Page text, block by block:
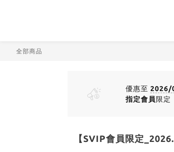
全部商品
優惠至 2026/
指定會員限定
【SVIP會員限定